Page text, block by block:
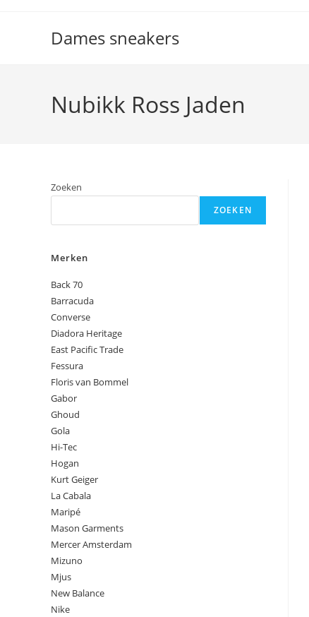
Dames sneakers
Nubikk Ross Jaden
Zoeken
ZOEKEN
Merken
Back 70
Barracuda
Converse
Diadora Heritage
East Pacific Trade
Fessura
Floris van Bommel
Gabor
Ghoud
Gola
Hi-Tec
Hogan
Kurt Geiger
La Cabala
Maripé
Mason Garments
Mercer Amsterdam
Mizuno
Mjus
New Balance
Nike